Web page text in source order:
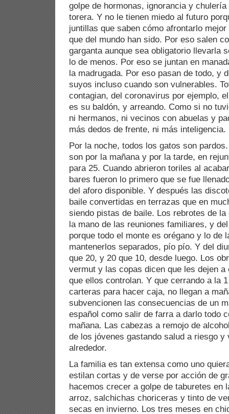
golpe de hormonas, ignorancia y
torera. Y no le tienen miedo al futuro
juntillas que saben cómo afrontarlo
que del mundo han sido. Por eso salen
garganta aunque sea obligatorio llevarla
lo de menos. Por eso se juntan en
la madrugada. Por eso pasan de todo, y
suyos incluso cuando son vulnerables.
contagian, del coronavirus por ejemplo,
es su baldón, y arreando. Como si no
ni hermanos, ni vecinos con abuelas y
más dedos de frente, ni más inteligencia.
Por la noche, todos los gatos son
son por la mañana y por la tarde, en
para 25. Cuando abrieron toriles al
bares fueron lo primero que se fue
del aforo disponible. Y después las
baile convertidas en terrazas que en
siendo pistas de baile. Los rebrotes de la
la mano de las reuniones familiares, y
porque todo el monte es orégano y lo de
mantenerlos separados, pío pío. Y del
que 20, y 20 que 10, desde luego. Los
vermut y las copas dicen que les dejen a
que ellos controlan. Y que cerrando a la
carteras para hacer caja, no llegan a
subvencionen las consecuencias de un
español como salir de farra a darlo todo
mañana. Las cabezas a remojo de
de los jóvenes gastando salud a riesgo y
alrededor.
La familia es tan extensa como uno
estilan cortas y de verse por acción de
hacemos crecer a golpe de taburetes en
arroz, salchichas choriceras y tinto de
secas en invierno. Los tres meses en